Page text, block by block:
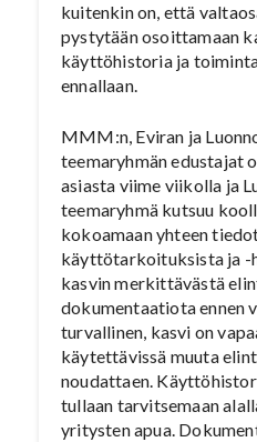
kuitenkin on, että
pystytään osoittamaan
käyttöhistoria ja
ennallaan.
MMM:n, Eviran ja
teemaryhmän edustajat
asiasta viime viikolla ja
teemaryhmä kutsuu
kokoamaan yhteen
käyttötarkoituksista ja
kasvin merkittävästä
dokumentaatiota ennen
turvallinen, kasvi on
käytettävissä muuta
noudattaen.
tullaan tarvitsemaan
yritysten apua.